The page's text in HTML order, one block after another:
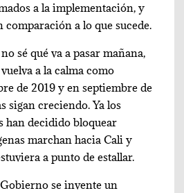
a la implementación, y
comparación a lo que sucede.
sé qué va a pasar mañana,
a la calma como
de 2019 y en septiembre de
sigan creciendo. Ya los
han decidido bloquear
marchan hacia Cali y
a punto de estallar.
se invente un